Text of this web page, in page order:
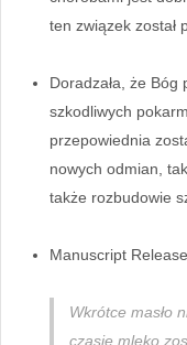
ten związek został
Doradzała, że
szkodliwych
przepowiednia
nowych odmian,
także rozbudowie
Manuscript
Wkrótce masło
czasie mleko